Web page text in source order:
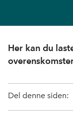
Her kan du
Del denne siden: